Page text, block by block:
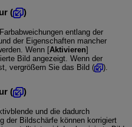
( )
entlang der
der Eigenschaften mancher
Wenn [Aktivieren]
Bild angezeigt. Wenn der
vergrößern Sie das Bild (
).
( )
und die dadurch
der Bildschärfe können korrigiert